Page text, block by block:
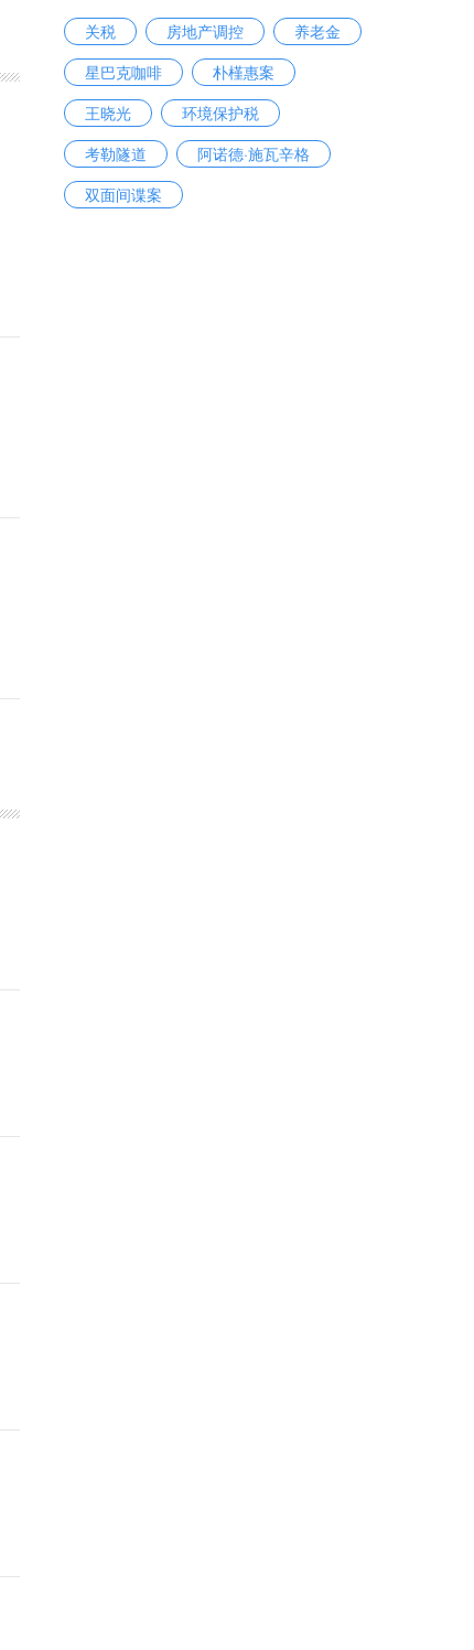
关税 房地产调控
养老金
星巴克咖啡
朴槿惠案
王晓光
环境保护税
考勒隧道
阿诺德·施瓦辛格
双面间谍案